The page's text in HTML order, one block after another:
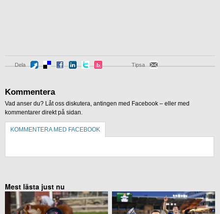
Dela Tipsa
Kommentera
Vad anser du? Låt oss diskutera, antingen med Facebook – eller med
kommentarer direkt på sidan.
KOMMENTERA MED FACEBOOK
Mest lästa just nu